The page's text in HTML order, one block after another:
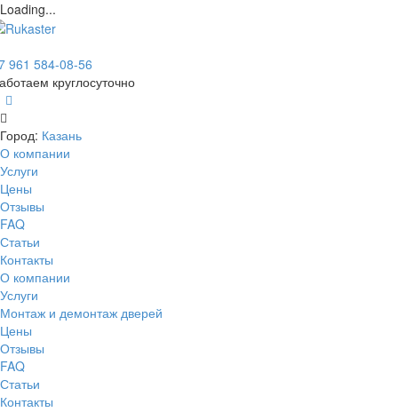
Loading...
961 584-08-56
круглосуточно
Город: Казань
О компании
Услуги
Цены
Отзывы
FAQ
Статьи
Контакты
О компании
Услуги
Монтаж и демонтаж дверей
Цены
Отзывы
FAQ
Статьи
Контакты